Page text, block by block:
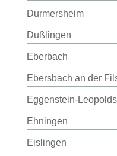
Durmersheim
Dußlingen
Eberbach
Ebersbach an der
Eggenstein-
Ehningen
Eislingen